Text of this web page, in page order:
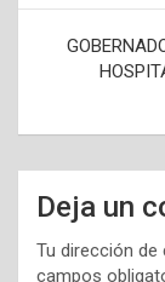
e
c
i
Deja un
Tu dirección
campos